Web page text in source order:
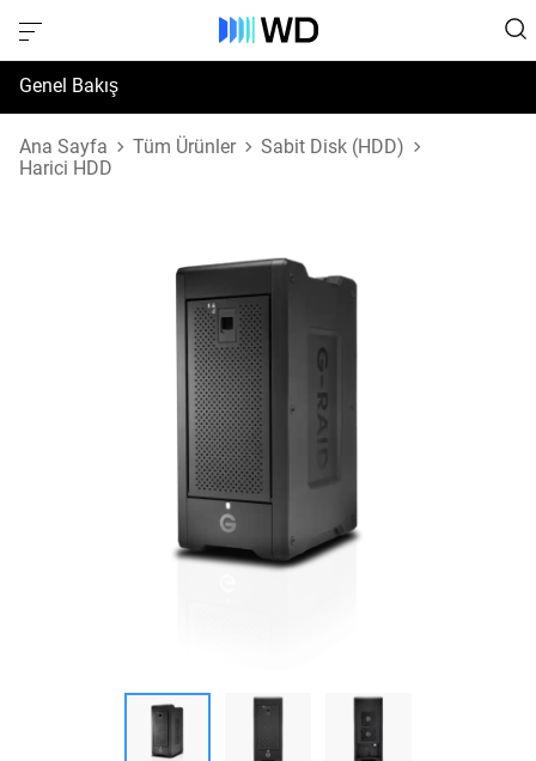
Genel Bakış
Özellikler
Ana Sayfa Tüm Ürünler
Sabit Disk (HDD)
Harici HDD